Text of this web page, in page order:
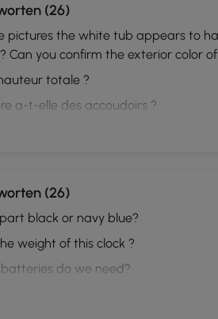
(26)
pictures the white tub appears to
Can you confirm the exterior color
totale ?
a-t-elle des accoudoirs ?
(26)
black or navy blue?
weight of this clock ?
do we need?